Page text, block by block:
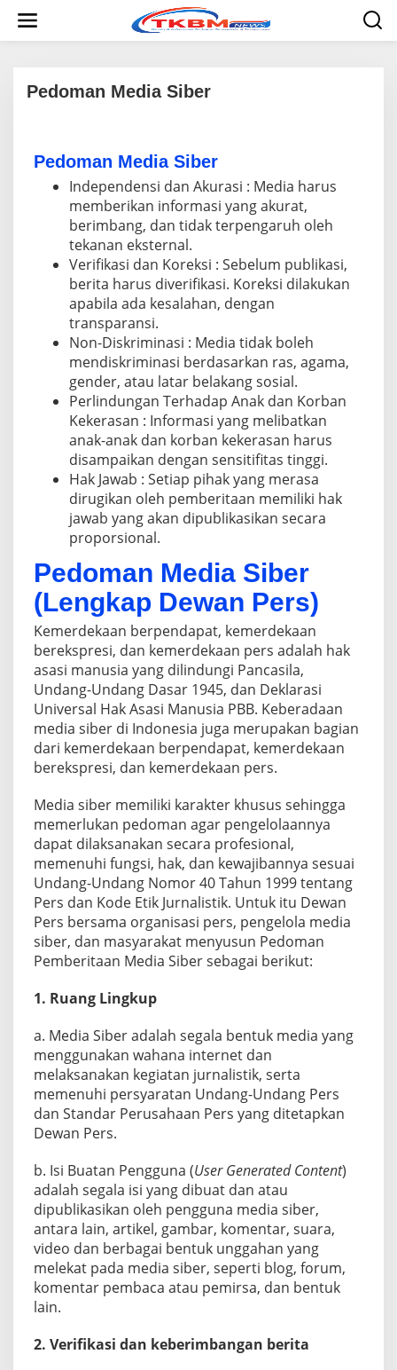
w
Pedoman Media Siber
Pedoman Media Siber
Independensi dan Akurasi : Media harus
memberikan informasi yang akurat,
berimbang, dan tidak terpengaruh oleh
tekanan eksternal.
Verifikasi dan Koreksi : Sebelum publikasi,
berita harus diverifikasi. Koreksi dilakukan
apabila ada kesalahan, dengan
transparansi.
Non-Diskriminasi : Media tidak boleh
mendiskriminasi berdasarkan ras, agama,
gender, atau latar belakang sosial.
Perlindungan Terhadap Anak dan Korban
Kekerasan : Informasi yang melibatkan
anak-anak dan korban kekerasan harus
disampaikan dengan sensitifitas tinggi.
Hak Jawab : Setiap pihak yang merasa
dirugikan oleh pemberitaan memiliki hak
jawab yang akan dipublikasikan secara
proporsional.
Pedoman Media Siber
(Lengkap Dewan Pers)
Kemerdekaan berpendapat, kemerdekaan
berekspresi, dan kemerdekaan pers adalah hak
asasi manusia yang dilindungi Pancasila,
Undang-Undang Dasar 1945, dan Deklarasi
Universal Hak Asasi Manusia PBB. Keberadaan
media siber di Indonesia juga merupakan bagian
dari kemerdekaan berpendapat, kemerdekaan
berekspresi, dan kemerdekaan pers.
Media siber memiliki karakter khusus sehingga
memerlukan pedoman agar pengelolaannya
dapat dilaksanakan secara profesional,
memenuhi fungsi, hak, dan kewajibannya sesuai
Undang-Undang Nomor 40 Tahun 1999 tentang
Pers dan Kode Etik Jurnalistik. Untuk itu Dewan
Pers bersama organisasi pers, pengelola media
siber, dan masyarakat menyusun Pedoman
Pemberitaan Media Siber sebagai berikut:
1. Ruang Lingkup
a. Media Siber adalah segala bentuk media yang
menggunakan wahana internet dan
melaksanakan kegiatan jurnalistik, serta
memenuhi persyaratan Undang-Undang Pers
dan Standar Perusahaan Pers yang ditetapkan
Dewan Pers.
b. Isi Buatan Pengguna (User Generated Content)
adalah segala isi yang dibuat dan atau
dipublikasikan oleh pengguna media siber,
antara lain, artikel, gambar, komentar, suara,
video dan berbagai bentuk unggahan yang
melekat pada media siber, seperti blog, forum,
komentar pembaca atau pemirsa, dan bentuk
lain.
2. Verifikasi dan keberimbangan berita